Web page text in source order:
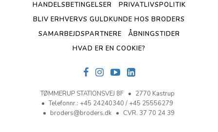
HANDELSBETINGELSER
PRIVATLIVSPOLITIK
BLIV ERHVERVS GULDKUNDE HOS BRODERS
SAMARBEJDSPARTNERE
ÅBNINGSTIDER
HVAD ER EN COOKIE?
TØMMERUP STATIONSVEJ 8F
2770 Kastrup
Telefonnr.: +45 24240340 / +45 25556279
broders@broders.dk
CVR. 37 70 24 39